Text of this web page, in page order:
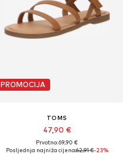
PROMOCIJA
TOMS
47,90 €
Prvotno: 69,90 €
Posljednja najniža cijena:62,91 €-23%